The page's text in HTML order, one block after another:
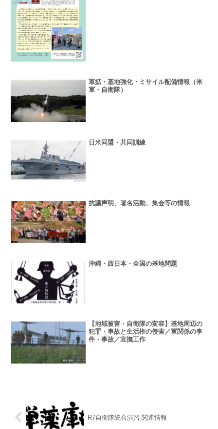
軍拡・基地強化・ミサイル配備情報（米
軍・自衛隊）
日米同盟・共同訓練
抗議声明、署名活動、集会等の情報
沖縄・西日本・全国の基地問題
【地域被害・自衛隊の変容】基地周辺の
犯罪・事故と生活権の侵害／軍関係の事
件・事故／宣撫工作
R7自衛隊統合演習 関連情報